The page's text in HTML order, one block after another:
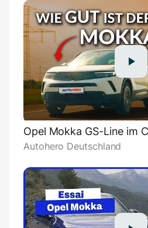
Opel Mokka GS-Line im
Autohero Deutschland